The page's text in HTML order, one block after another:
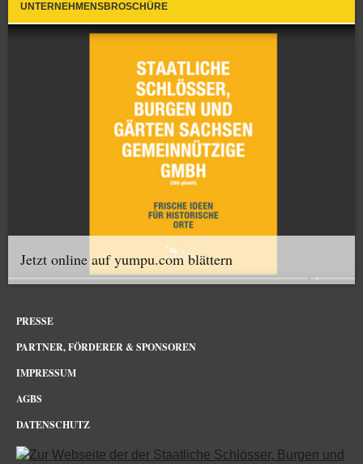
UNTERNEHMENSBROSCHÜRE
Jetzt online auf yumpu.com blättern
PRESSE
PARTNER, FÖRDERER & SPONSOREN
IMPRESSUM
AGBS
DATENSCHUTZ